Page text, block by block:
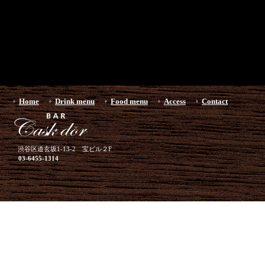
Home Drink menu Food menu Access Contact
渋谷区道玄坂1-13-2 宝ビル２F
03-6455-1314